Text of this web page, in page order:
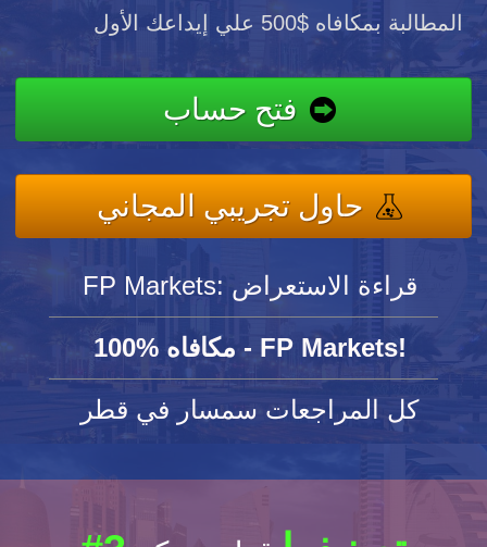
المطالبة بمكافاه $500 علي إيداعك الأول
فتح حساب
حاول تجريبي المجاني
FP Markets: قراءة الاستعراض
100% مكافاه - FP Markets!
كل المراجعات سمسار في قطر